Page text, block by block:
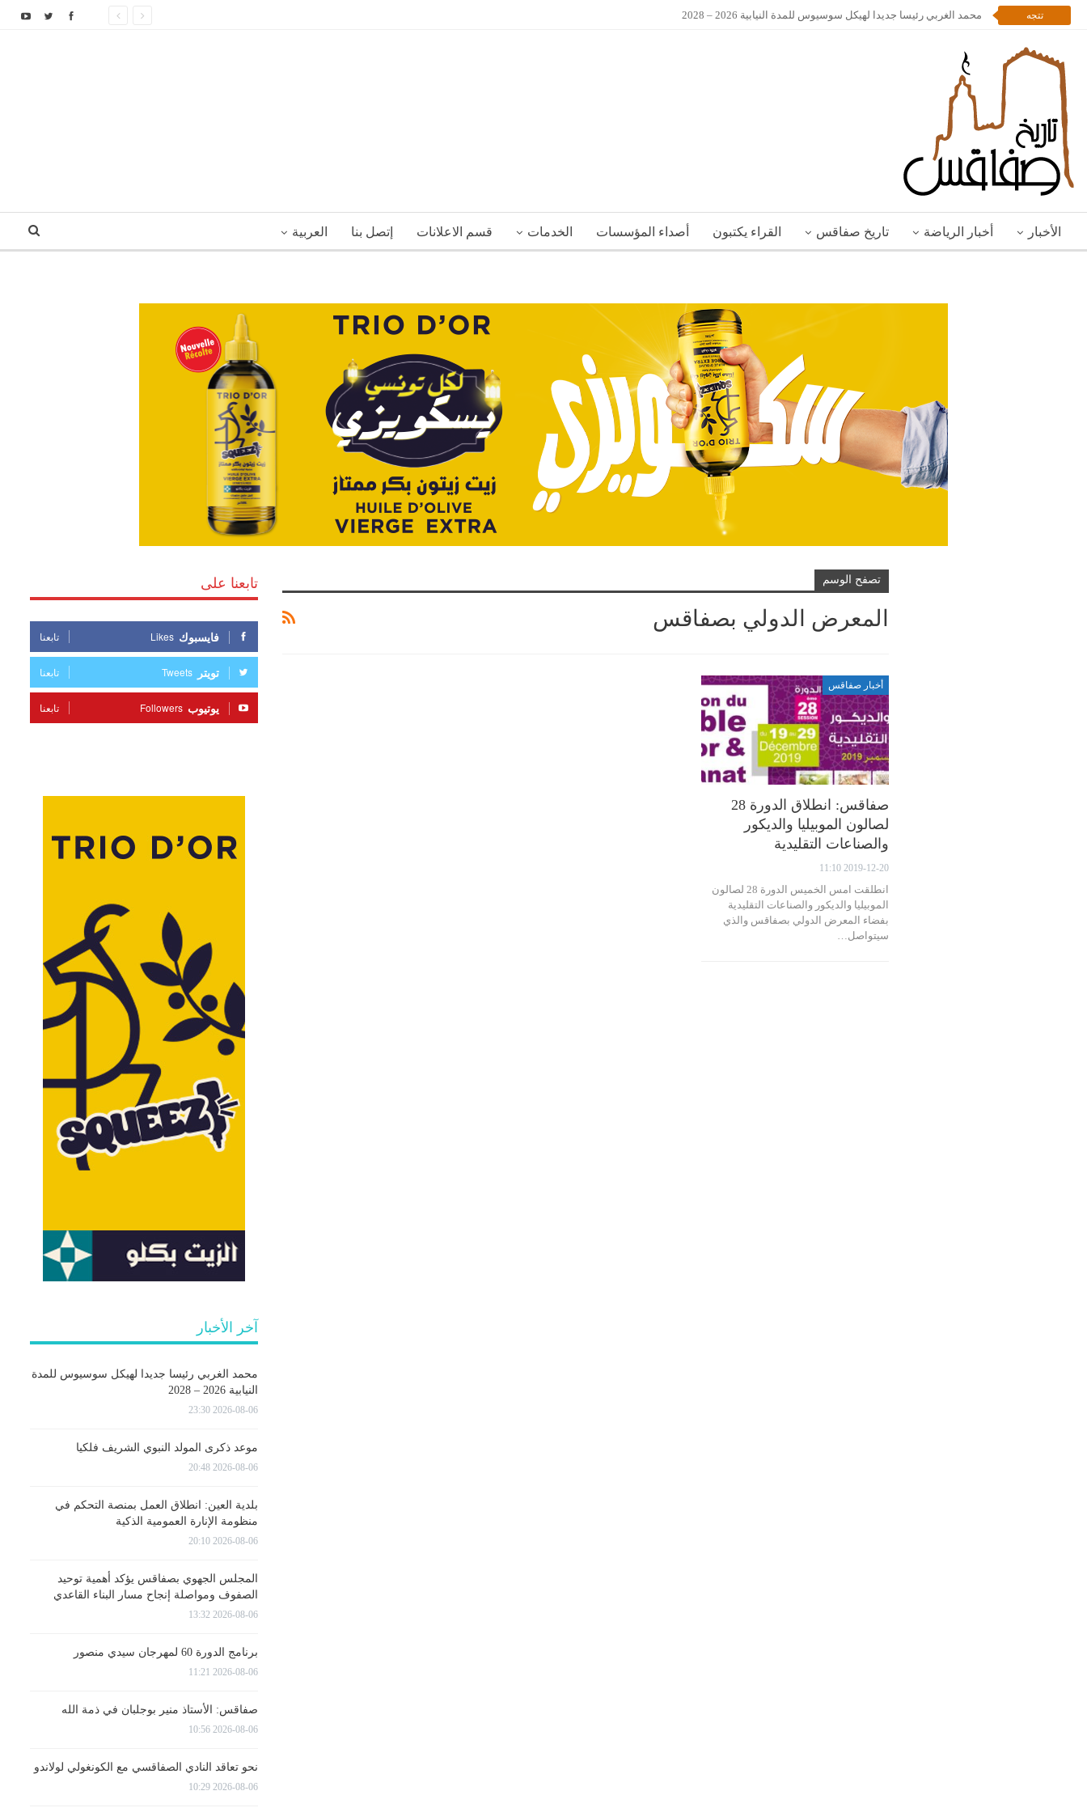
تتجه محمد الغربي رئيسا جديدا لهيكل سوسيوس للمدة النيابية 2026 – 2028
الأخبار أخبار الرياضة تاريخ صفاقس القراء يكتبون أصداء المؤسسات الخدمات قسم الاعلانات إتصل بنا العربية
تصفح الوسم
المعرض الدولي بصفاقس
أخبار صفاقس
صفاقس: انطلاق الدورة 28
لصالون الموبيليا والديكور
والصناعات التقليدية
2019-12-20 11:10
انطلقت امس الخميس الدورة 28 لصالون
الموبيليا والديكور والصناعات التقليدية
بفضاء المعرض الدولي بصفاقس والذي
سيتواصل…
تابعنا على
فايسبوك Likes تابعنا
تويتر Tweets تابعنا
يوتيوب Followers تابعنا
آخر الأخبار
محمد الغربي رئيسا جديدا لهيكل سوسيوس للمدة
النيابية 2026 – 2028
2026-08-06 23:30
موعد ذكرى المولد النبوي الشريف فلكيا
2026-08-06 20:48
بلدية العين: انطلاق العمل بمنصة التحكم في
منظومة الإنارة العمومية الذكية
2026-08-06 20:10
المجلس الجهوي بصفاقس يؤكد أهمية توحيد
الصفوف ومواصلة إنجاح مسار البناء القاعدي
2026-08-06 13:32
برنامج الدورة 60 لمهرجان سيدي منصور
2026-08-06 11:21
صفاقس: الأستاذ منير بوجلبان في ذمة الله
2026-08-06 10:56
نحو تعاقد النادي الصفاقسي مع الكونغولي لولاندو
2026-08-06 10:29